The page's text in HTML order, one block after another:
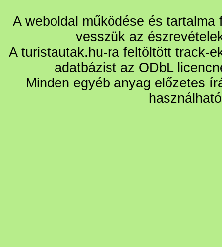
A weboldal működése és
vesszük az
A turistautak.hu-ra feltöltött track-
adatbázist az ODbL
Minden egyéb anyag előzetes